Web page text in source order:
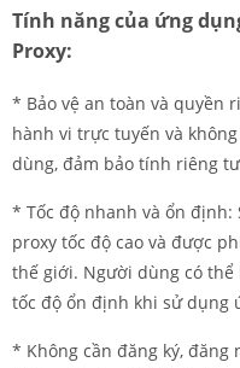
Tính năng của ứng
Proxy:
* Bảo vệ an toàn và quyền
hành vi trực tuyến và
dùng, đảm bảo tính riêng
* Tốc độ nhanh và ổn định:
proxy tốc độ cao và được
thế giới. Người dùng có
tốc độ ổn định khi sử dụng
* Không cần đăng ký,